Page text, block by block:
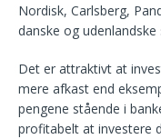
Nordisk, Carlsberg,
danske og udenlandske
Det er attraktivt at
mere afkast end
pengene stående i
profitabelt at investere